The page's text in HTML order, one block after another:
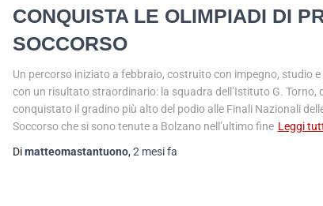
CONQUISTA LE OLIMPIADI DI
SOCCORSO
Un percorso iniziato a febbraio, costruito con impegno, studio
con un risultato straordinario: la squadra dell’Istituto G. Torno,
conquistato il gradino più alto del podio alle Finali Nazionali
Soccorso che si sono tenute a Bolzano nell’ultimo fine Leggi
Dimatteomastantuono,2 mesifa